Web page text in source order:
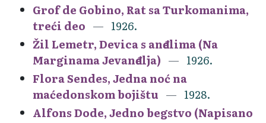
Grof de Gobino, Rat sa Turkomanima,
treći deo
1926.
Žil Lemetr, Devica s anđelima (Na
Marginama Jevanđelja)
1926.
Flora Sendes, Jedna noć na
maćedonskom bojištu
1928.
Alfons Dode, Jedno begstvo (Napisano